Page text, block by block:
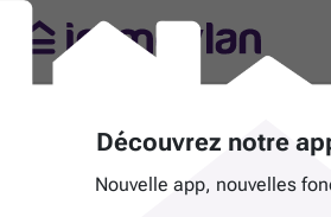
Découvrez notre
Nouvelle app, nouvelles